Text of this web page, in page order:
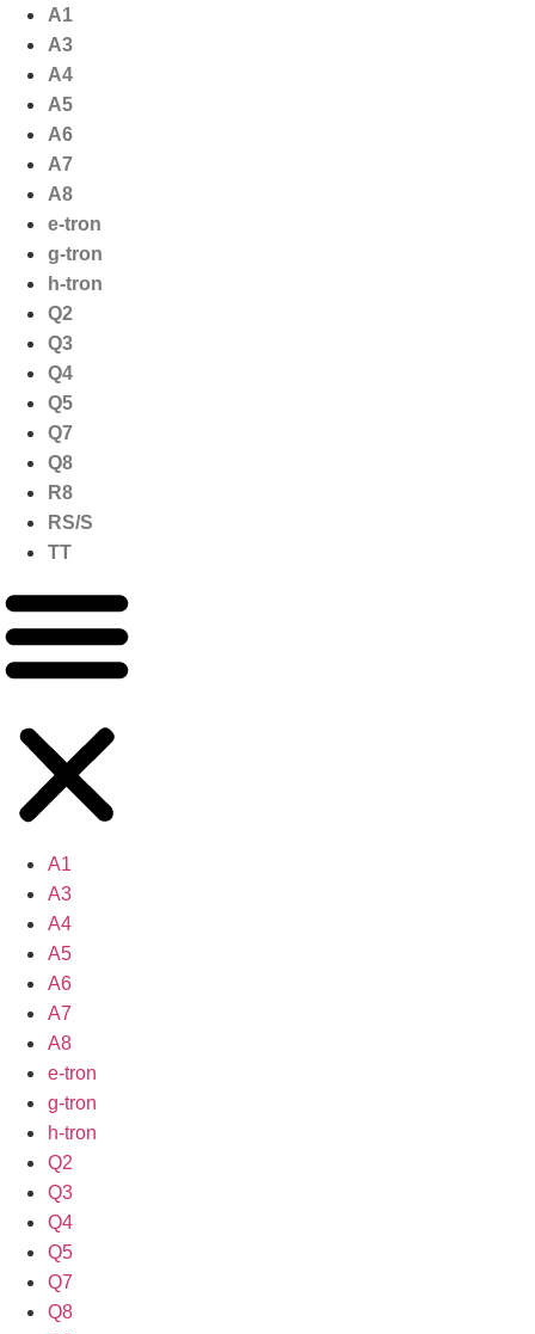
naar
inhoud
A1
A3
A4
A5
A6
A7
A8
e-tron
g-tron
h-tron
Q2
Q3
Q4
Q5
Q7
Q8
R8
RS/S
TT
A1
A3
A4
A5
A6
A7
A8
e-tron
g-tron
h-tron
Q2
Q3
Q4
Q5
Q7
Q8